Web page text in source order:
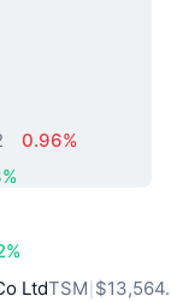
0.96%
LtdTSM